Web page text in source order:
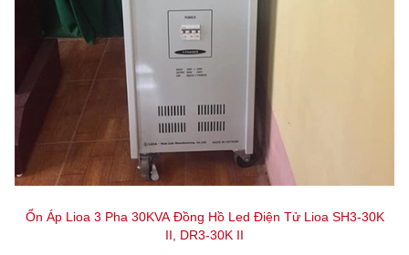
Ổn Áp Lioa 3 Pha 30KVA Đồng Hồ Led Điện Tử Lioa SH3-30K
II, DR3-30K II